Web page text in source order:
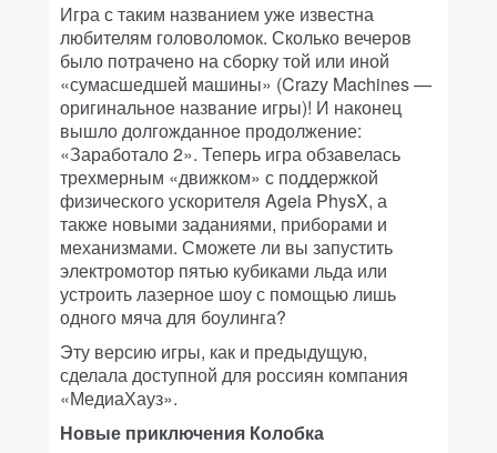
Игра с таким названием уже известна
любителям головоломок. Сколько вечеров
было потрачено на сборку той или иной
«сумасшедшей машины» (Crazy Machines —
оригинальное название игры)! И наконец
вышло долгожданное продолжение:
«Заработало 2». Теперь игра обзавелась
трехмерным «движком» с поддержкой
физического ускорителя Ageia PhysX, а
также новыми заданиями, приборами и
механизмами. Сможете ли вы запустить
электромотор пятью кубиками льда или
устроить лазерное шоу с помощью лишь
одного мяча для боулинга?
Эту версию игры, как и предыдущую,
сделала доступной для россиян компания
«МедиаХауз».
Новые приключения Колобка